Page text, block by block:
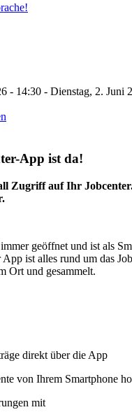
- 14:30 - Dienstag, 2. Juni
App ist da!
Zugriff auf Ihr
geöffnet und ist als
ist alles rund um das
Ort und gesammelt.
direkt über die App
von Ihrem Smartphone
mit